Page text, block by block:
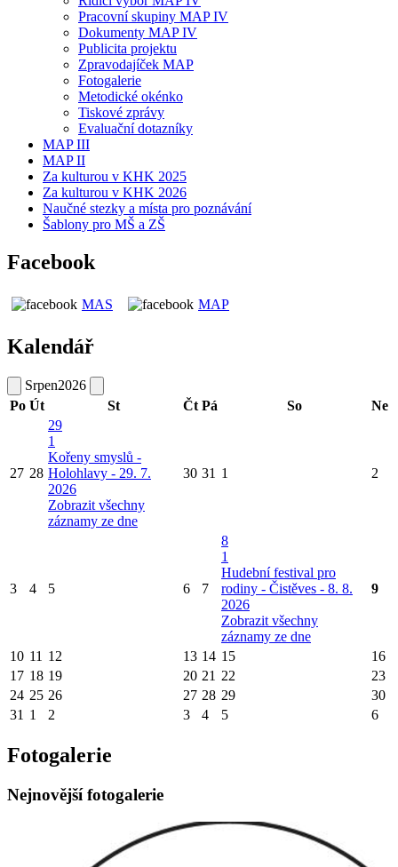
Pracovní skupiny MAP IV
Dokumenty MAP IV
Publicita projektu
Zpravodajíček MAP
Fotogalerie
Metodické okénko
Tiskové zprávy
Evaluační dotazníky
MAP III
MAP II
Za kulturou v KHK 2025
Za kulturou v KHK 2026
Naučné stezky a místa pro poznávání
Šablony pro MŠ a ZŠ
Facebook
MAS MAP
Kalendář
Srpen2026
Po Út St Čt Pá So Ne
27 28
29
1
Kořeny smyslů -
Holohlavy - 29. 7.
2026
Zobrazit všechny
záznamy ze dne
30 31 1 2
3 4 5 6 7
8
1
Hudební festival pro
rodiny - Čistěves - 8. 8.
2026
Zobrazit všechny
záznamy ze dne
9
10 11 12 13 14 15
16
17 18 19 20 21 22
23
24 25 26 27 28 29
30
31 1 2 3 4 5 6
Fotogalerie
Nejnovější fotogalerie